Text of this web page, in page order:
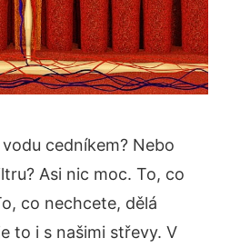
cedníkem? Nebo
Asi nic moc. To, co
co nechcete, dělá
to i s našimi střevy. V